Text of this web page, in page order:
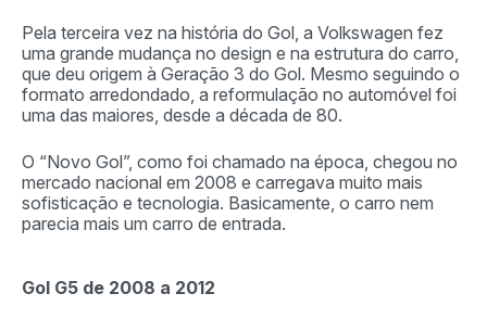
Pela terceira vez na história do Gol, a Volkswagen fez
uma grande mudança no design e na estrutura do carro,
que deu origem à Geração 3 do Gol. Mesmo seguindo o
formato arredondado, a reformulação no automóvel foi
uma das maiores, desde a década de 80.
O “Novo Gol”, como foi chamado na época, chegou no
mercado nacional em 2008 e carregava muito mais
sofisticação e tecnologia. Basicamente, o carro nem
parecia mais um carro de entrada.
Gol G5 de 2008 a 2012